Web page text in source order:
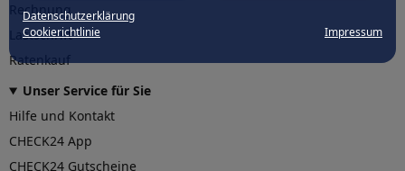
Datenschutzerklärung
Cookierichtlinie
Impressum
Rechnung
Lastschrift
Ratenkauf
Unser Service für Sie
Hilfe und Kontakt
CHECK24 App
CHECK24 Gutscheine